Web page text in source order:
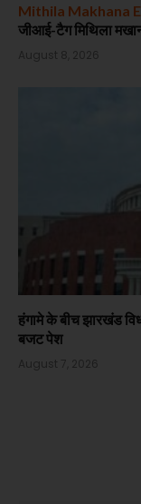
Mithila Makhana
जीआई-टैग मिथिला
August 8, 2026
हंगामे के बीच झारखंड
बजट पेश
August 7, 2026